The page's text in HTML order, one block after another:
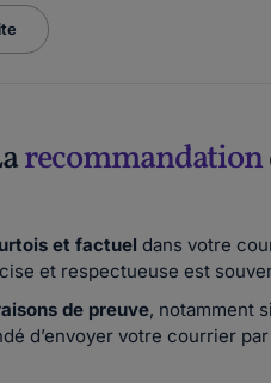
recommandation
et factuel dans votre
et respectueuse est
de preuve, notamment
d’envoyer votre courrier par